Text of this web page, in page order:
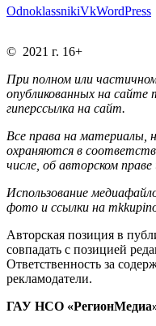
OdnoklassnikiVkWordPress
© 2021 г. 16+
При полном или
опубликованных на сайте
гиперссылка на сайт.
Все права на материалы,
охраняются в
числе, об авторском
Использование
фото и ссылки на
Авторская позиция в
совпадать с позицией
Ответственность за
рекламодатели.
ГАУ НСО